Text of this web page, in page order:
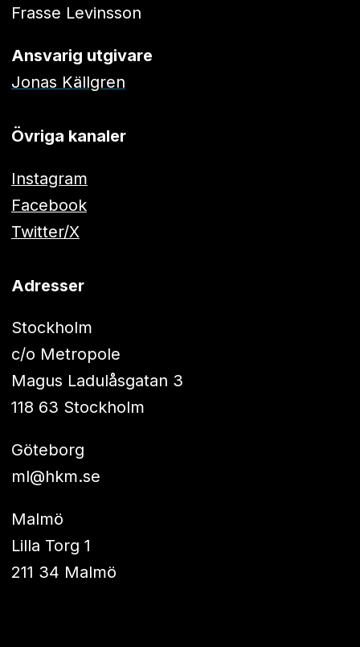
Frasse Levinsson
Ansvarig utgivare
Jonas Källgren
Övriga kanaler
Instagram
Facebook
Twitter/X
Adresser
Stockholm
c/o Metropole
Magus Ladulåsgatan 3
118 63 Stockholm
Göteborg
ml@hkm.se
Malmö
Lilla Torg 1
211 34 Malmö